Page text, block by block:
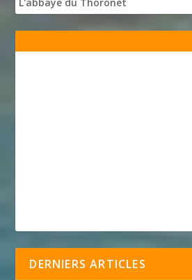
DERNIERS ARTICLES